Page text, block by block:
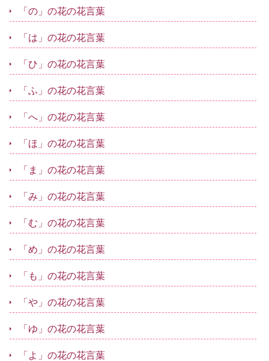
「の」の花の花言葉
「は」の花の花言葉
「ひ」の花の花言葉
「ふ」の花の花言葉
「へ」の花の花言葉
「ほ」の花の花言葉
「ま」の花の花言葉
「み」の花の花言葉
「む」の花の花言葉
「め」の花の花言葉
「も」の花の花言葉
「や」の花の花言葉
「ゆ」の花の花言葉
「よ」の花の花言葉